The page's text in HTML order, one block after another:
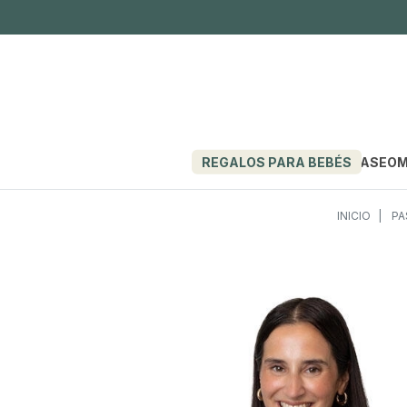
REGALOS PARA BEBÉS PASEO
INICIO